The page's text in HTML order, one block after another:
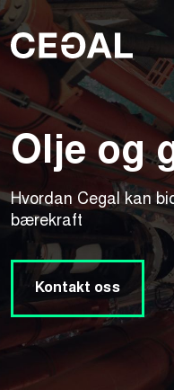
Olje og
Hvordan Cegal kan
bærekraft
Kontakt oss